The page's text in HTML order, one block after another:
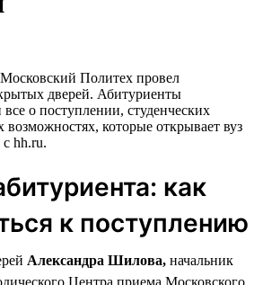
Московский Политех провел
дверей. Абитуриенты
о поступлении, студенческих
возможностях, которые открывает вуз
с hh.ru.
как
к поступлению
Александра Шилова, начальник
Центра приема Московского